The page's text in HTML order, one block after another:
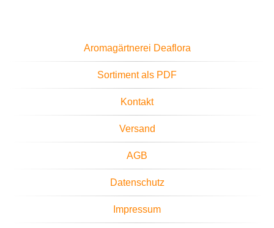
Aromagärtnerei Deaflora
Sortiment als PDF
Kontakt
Versand
AGB
Datenschutz
Impressum